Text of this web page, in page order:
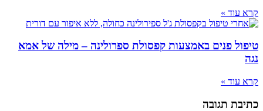
קרא עוד »
טיפול פנים באמצעות קפסולת ספרולינה – מילה של אמא
נגה
קרא עוד »
כתיבת תגובה